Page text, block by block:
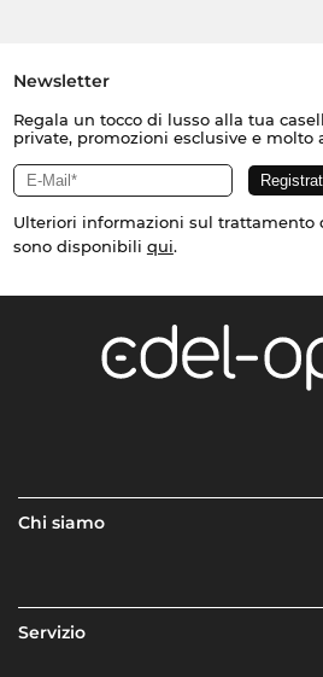
Newsletter
Regala un tocco di lusso alla tua
private, promozioni esclusive e molto
Ulteriori informazioni sul trattamento
sono disponibili qui.
Chi siamo
Servizio